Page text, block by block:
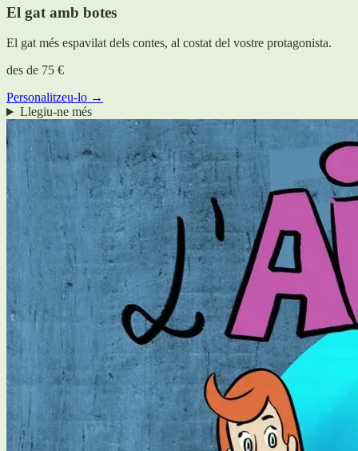
El gat amb botes
El gat més espavilat dels contes, al costat del vostre protagonista.
des de 75 €
Personalitzeu-lo →
Llegiu-ne més